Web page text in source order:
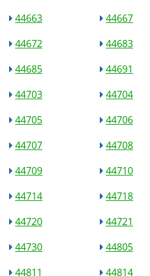
44663
44667
44672
44683
44685
44691
44703
44704
44705
44706
44707
44708
44709
44710
44714
44718
44720
44721
44730
44805
44811
44814